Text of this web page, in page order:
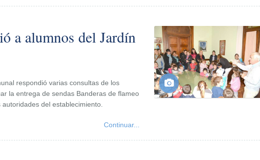
a alumnos del Jardín
respondió varias consultas de los
la entrega de sendas Banderas de flameo
del establecimiento.
Continuar...